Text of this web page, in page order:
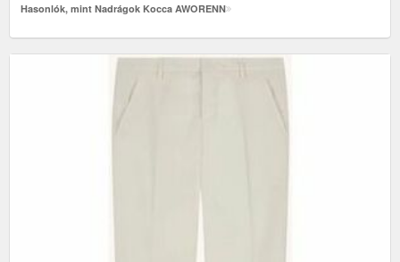
Hasonlók, mint Nadrágok Kocca AWORENN